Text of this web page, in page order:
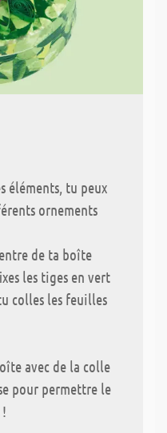
éléments, tu peux
ornements
de ta boîte
les tiges en vert
colles les feuilles
avec de la colle
pour permettre le